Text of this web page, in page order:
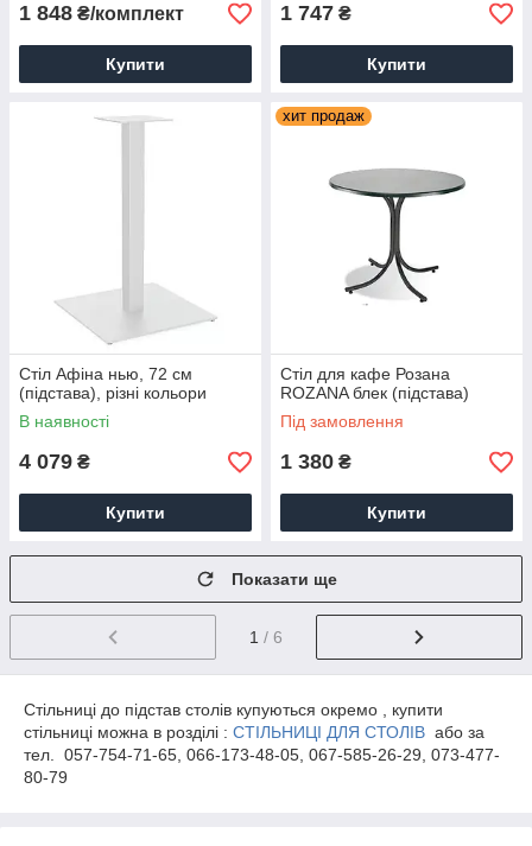
1 848 ₴/комплект
Купити
1 747 ₴
Купити
Стіл Афіна нью, 72 см
(підстава), різні кольори
В наявності
4 079 ₴
Купити
хит продаж
Стіл для кафе Розана
ROZANA блек (підстава)
Під замовлення
1 380 ₴
Купити
Показати ще
1 / 6
Стільниці до підстав столів купуються окремо , купити
стільниці можна в розділі : СТІЛЬНИЦІ ДЛЯ СТОЛІВ або за
тел.
057-754-71-65, 066-173-48-05, 067-585-26-29, 073-477-
80-79